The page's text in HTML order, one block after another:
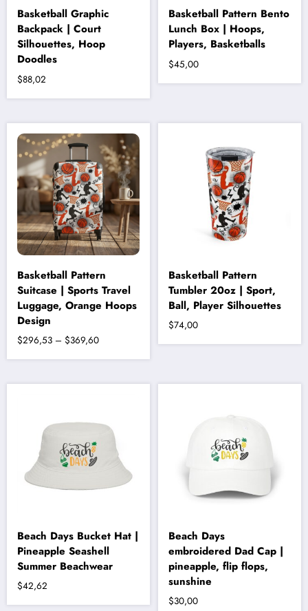
Basketball Graphic
Backpack | Court
Silhouettes, Hoop
Doodles
$88,02
Bu
birden
fazla
varyasyonu
var.
Seçenekler
ürün
sayfasından
seçilebilir
Basketball Pattern Bento
Lunch Box | Hoops,
Players, Basketballs
$45,00
Basketball Pattern
Suitcase | Sports Travel
Luggage, Orange Hoops
Design
$296,53 – $369,60Fiyat
-
Bu
birden
Seçenekler
sayfasından
seçilebilir
Basketball Pattern
Tumbler 20oz | Sport,
Ball, Player Silhouettes
$74,00
Beach Days Bucket Hat |
Pineapple Seashell
Summer Beachwear
$42,62
Bu
Beach Days
embroidered Dad Cap |
pineapple, flip flops,
sunshine
$30,00